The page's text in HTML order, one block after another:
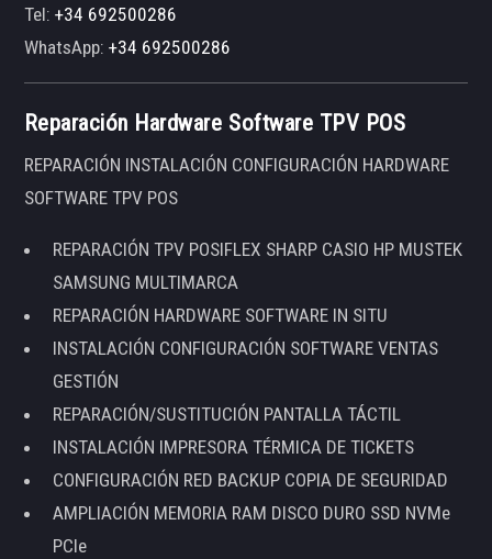
Tel:+34 692500286
WhatsApp:+34 692500286
Reparación Hardware Software TPV POS
REPARACIÓN INSTALACIÓN CONFIGURACIÓN HARDWARE
SOFTWARE TPV POS
REPARACIÓN TPV POSIFLEX SHARP CASIO HP MUSTEK
SAMSUNG MULTIMARCA
REPARACIÓN HARDWARE SOFTWARE IN SITU
INSTALACIÓN CONFIGURACIÓN SOFTWARE VENTAS
GESTIÓN
REPARACIÓN/SUSTITUCIÓN PANTALLA TÁCTIL
INSTALACIÓN IMPRESORA TÉRMICA DE TICKETS
CONFIGURACIÓN RED BACKUP COPIA DE SEGURIDAD
AMPLIACIÓN MEMORIA RAM DISCO DURO SSD NVMe
PCIe